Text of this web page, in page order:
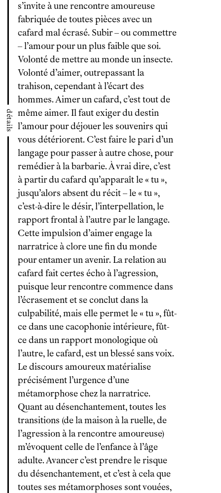
détails
s’invite à une rencontre amoureuse
fabriquée de toutes pièces avec un
cafard mal écrasé. Subir – ou commettre
– l’amour pour un plus faible que soi.
Volonté de mettre au monde un insecte.
Volonté d’aimer, outrepassant la
trahison, cependant à l’écart des
hommes. Aimer un cafard, c’est tout de
même aimer. Il faut exiger du destin
l’amour pour déjouer les souvenirs qui
vous détériorent. C’est faire le pari d’un
langage pour passer à autre chose, pour
remédier à la barbarie. À vrai dire, c’est
à partir du cafard qu’apparaît le « tu »,
jusqu’alors absent du récit – le « tu »,
c’est-à-dire le désir, l’interpellation, le
rapport frontal à l’autre par le langage.
Cette impulsion d’aimer engage la
narratrice à clore une fin du monde
pour entamer un avenir. La relation au
cafard fait certes écho à l’agression,
puisque leur rencontre commence dans
l’écrasement et se conclut dans la
culpabilité, mais elle permet le « tu », fût-
ce dans une cacophonie intérieure, fût-
ce dans un rapport monologique où
l’autre, le cafard, est un blessé sans voix.
Le discours amoureux matérialise
précisément l’urgence d’une
métamorphose chez la narratrice.
Quant au désenchantement, toutes les
transitions (de la maison à la ruelle, de
l’agression à la rencontre amoureuse)
m’évoquent celle de l’enfance à l’âge
adulte. Avancer c’est prendre le risque
du désenchantement, et c’est à cela que
toutes ses métamorphoses sont vouées,